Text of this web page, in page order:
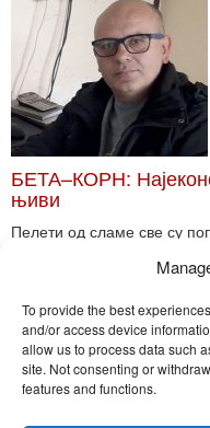
To provide the best
and/or access device
allow us to process data such
site. Not consenting or
features and functions.
БЕТА–КОРН:
њиви
Пелети од сламе све су